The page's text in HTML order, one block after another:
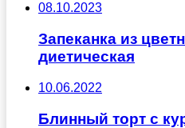
08.10.2023
Запеканка из
диетическая
10.06.2022
Блинный торт с